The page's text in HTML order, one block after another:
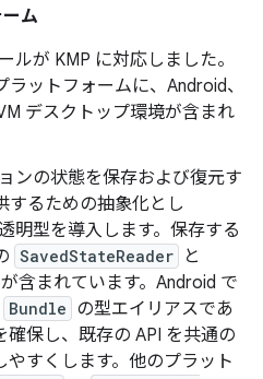
ム
ルが KMP に対応しました。
ットフォームに、Android、
デスクトップ環境が含まれ
ンの状態を保存および復元す
するための抽象化とし
明型を導入します。保存する
SavedStateReader と
が含まれています。Android で
Bundle の型エイリアスであ
確保し、既存の API を共通の
やすくします。他のプラット